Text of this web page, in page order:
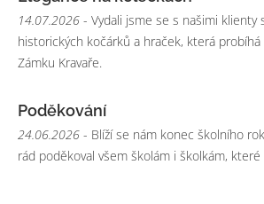
14.07.2026 - Vydali jsme se s našimi klienty
historických kočárků a hraček, která
Zámku Kravaře.
Poděkování
24.06.2026 - Blíží se nám konec školního
rád poděkoval všem školám i školkám,